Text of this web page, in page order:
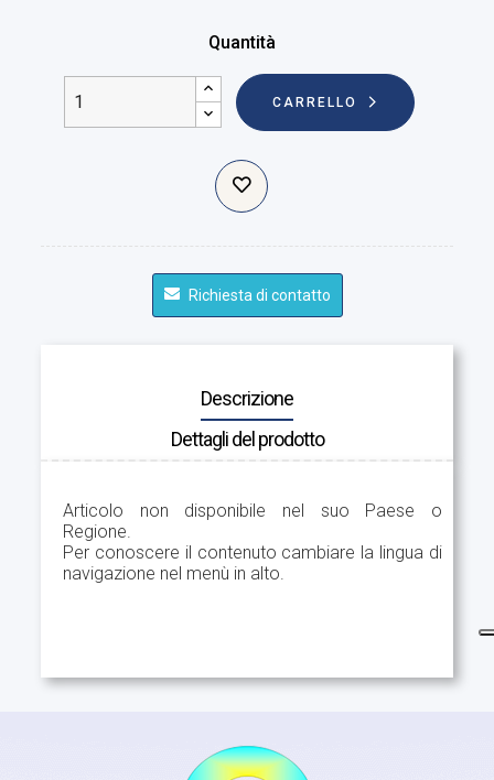
Quantità
CARRELLO
Richiesta di contatto
Descrizione
Dettagli del prodotto
Articolo non disponibile nel suo Paese o
Regione.
Per conoscere il contenuto cambiare la lingua di
navigazione nel menù in alto.